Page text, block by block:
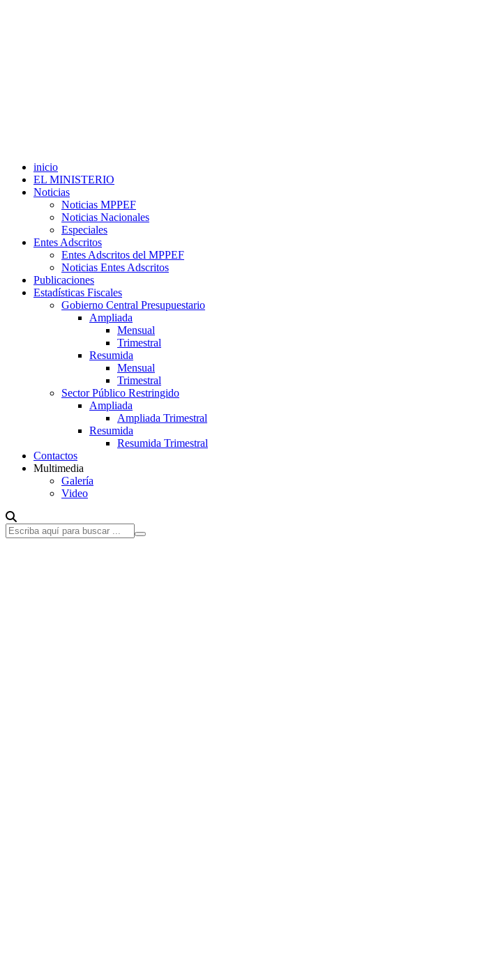
inicio
EL MINISTERIO
Noticias
Noticias MPPEF
Noticias Nacionales
Especiales
Entes Adscritos
Entes Adscritos del MPPEF
Noticias Entes Adscritos
Publicaciones
Estadísticas Fiscales
Gobierno Central Presupuestario
Ampliada
Mensual
Trimestral
Resumida
Mensual
Trimestral
Sector Público Restringido
Ampliada
Ampliada Trimestral
Resumida
Resumida Trimestral
Contactos
Multimedia
Galería
Video